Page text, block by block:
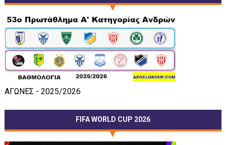
ΑΓΩΝΕΣ - 2025/2026
FIFA WORLD CUP 2026